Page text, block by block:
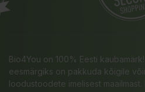
Bio4You on 100% Eesti
eesmärgiks on pakkuda kõigile
loodustoodete imelisest